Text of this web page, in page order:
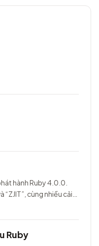
hành Ruby 4.0.0.
“ZJIT”, cùng nhiều cải
Ruby